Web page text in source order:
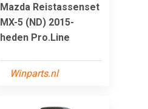
Mazda Reistassenset
MX-5 (ND) 2015-
heden Pro.Line
Winparts.nl